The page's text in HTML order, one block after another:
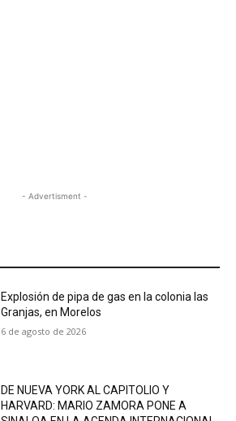
- Advertisment -
Explosión de pipa de gas en la colonia las
Granjas, en Morelos
6 de agosto de 2026
DE NUEVA YORK AL CAPITOLIO Y
HARVARD: MARIO ZAMORA PONE A